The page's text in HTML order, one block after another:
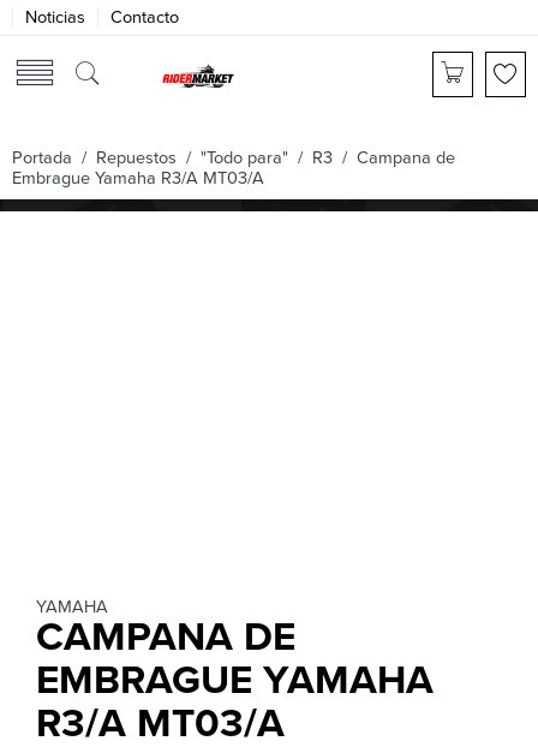
Noticias Contacto
Portada / Repuestos / "Todo para" / R3 / Campana de
Embrague Yamaha R3/A MT03/A
YAMAHA
CAMPANA DE
EMBRAGUE YAMAHA
R3/A MT03/A